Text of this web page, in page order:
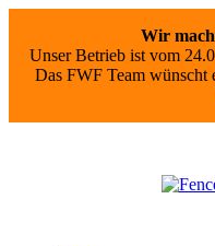
Wir
Unser Betrieb ist vom
Das FWF Team wünscht